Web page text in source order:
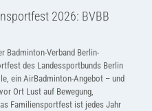
2026: BVBB
Badminton-Verband Berlin-
des Landessportbunds Berlin
ein AirBadminton-Angebot – und
Ort Lust auf Bewegung,
Familiensportfest ist jedes Jahr